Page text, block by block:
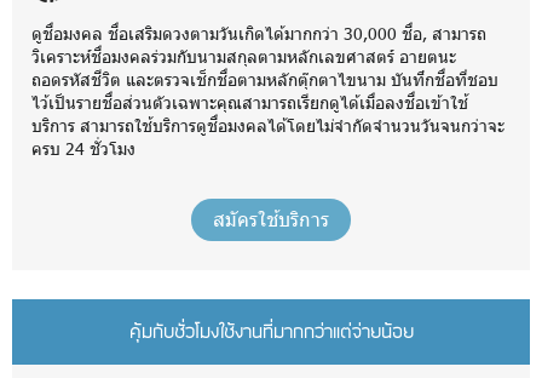
ดูชื่อมงคล ชื่อเสริมดวงตามวันเกิดได้มากกว่า 30,000 ชื่อ, สามารถ
วิเคราะห์ชื่อมงคลร่วมกับนามสกุลตามหลักเลขศาสตร์ อายตนะ
ถอดรหัสชีวิต และตรวจเช็กชื่อตามหลักตุ๊กตาไขนาม บันทึกชื่อที่ชอบ
ไว้เป็นรายชื่อส่วนตัวเฉพาะคุณสามารถเรียกดูได้เมื่อลงชื่อเข้าใช้
บริการ สามารถใช้บริการดูชื่อมงคลได้โดยไม่จำกัดจำนวนวันจนกว่าจะ
ครบ 24 ชั่วโมง
สมัครใช้บริการ
คุ้มกับชั่วโมงใช้งานที่มากกว่าแต่จ่ายน้อย